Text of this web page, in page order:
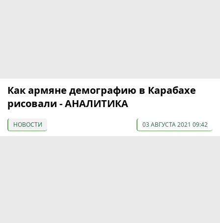
Как армяне демографию в Карабахе
рисовали - АНАЛИТИКА
НОВОСТИ 03 АВГУСТА 2021 09:42